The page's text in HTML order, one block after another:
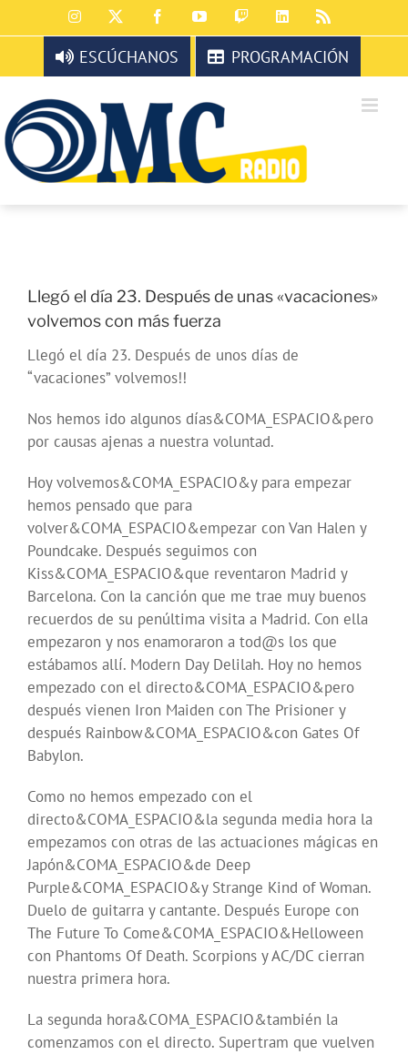
al
contenido
Instagram FacebookYouTubeTwitchLinkedIn
ESCÚCHANOS PROGRAMACIÓN
Llegó el día 23. Después de unas «vacaciones»
volvemos con más fuerza
Llegó el día 23. Después de unos días de
“vacaciones” volvemos!!
Nos hemos ido algunos días&COMA_ESPACIO&pero
por causas ajenas a nuestra voluntad.
Hoy volvemos&COMA_ESPACIO&y para empezar
hemos pensado que para
volver&COMA_ESPACIO&empezar con Van Halen y
Poundcake. Después seguimos con
Kiss&COMA_ESPACIO&que reventaron Madrid y
Barcelona. Con la canción que me trae muy buenos
recuerdos de su penúltima visita a Madrid. Con ella
empezaron y nos enamoraron a tod@s los que
estábamos allí. Modern Day Delilah. Hoy no hemos
empezado con el directo&COMA_ESPACIO&pero
después vienen Iron Maiden con The Prisioner y
después Rainbow&COMA_ESPACIO&con Gates Of
Babylon.
Como no hemos empezado con el
directo&COMA_ESPACIO&la segunda media hora la
empezamos con otras de las actuaciones mágicas en
Japón&COMA_ESPACIO&de Deep
Purple&COMA_ESPACIO&y Strange Kind of Woman.
Duelo de guitarra y cantante. Después Europe con
The Future To Come&COMA_ESPACIO&Helloween
con Phantoms Of Death. Scorpions y AC/DC cierran
nuestra primera hora.
La segunda hora&COMA_ESPACIO&también la
comenzamos con el directo. Supertram que vuelven